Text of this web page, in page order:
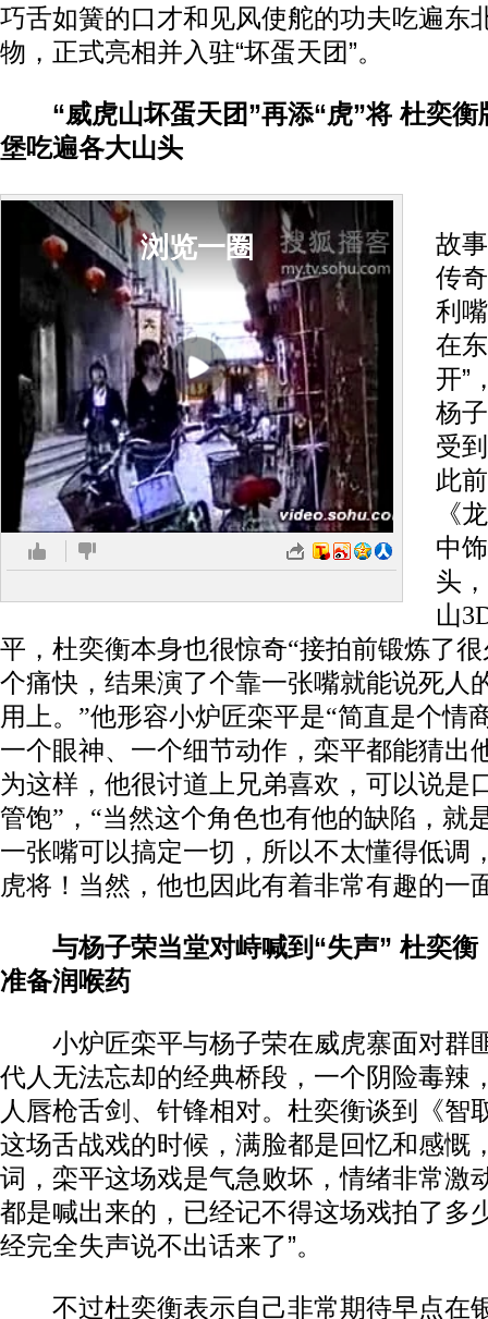
巧舌如簧的口才和见风使舵的功夫吃遍东
物，正式亮相并入驻“坏蛋天团”。
“威虎山坏蛋天团”再添“虎”将 杜奕衡
堡吃遍各大山头
浏览一圈
故
传
利
在
开”
杨
受
此
《
中
头
山
平，杜奕衡本身也很惊奇“接拍前锻炼了
个痛快，结果演了个靠一张嘴就能说死人
用上。”他形容小炉匠栾平是“简直是个情
一个眼神、一个细节动作，栾平都能猜出
为这样，他很讨道上兄弟喜欢，可以说是
管饱”，“当然这个角色也有他的缺陷，就
一张嘴可以搞定一切，所以不太懂得低调
虎将！当然，他也因此有着非常有趣的一
与杨子荣当堂对峙喊到“失声” 杜奕
准备润喉药
小炉匠栾平与杨子荣在威虎寨面对群
代人无法忘却的经典桥段，一个阴险毒辣
人唇枪舌剑、针锋相对。杜奕衡谈到《智
这场舌战戏的时候，满脸都是回忆和感慨
词，栾平这场戏是气急败坏，情绪非常激
都是喊出来的，已经记不得这场戏拍了多
经完全失声说不出话来了”。
不过杜奕衡表示自己非常期待早点在